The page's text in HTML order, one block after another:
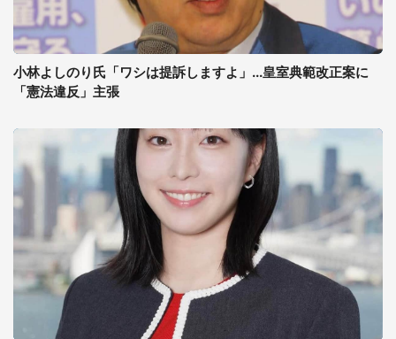
小林よしのり氏「ワシは提訴しますよ」...皇室典範改正案に
「憲法違反」主張